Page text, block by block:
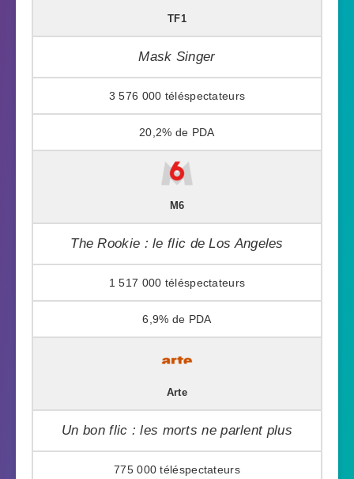
TF1
Mask Singer
3 576 000
20,2%
M6
The Rookie : le flic de Los Angeles
1 517 000
6,9%
Arte
Un bon flic : les morts ne parlent plus
775 000